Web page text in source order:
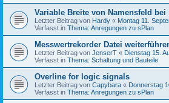
Variable Breite von Namensfeld bei
Letzter Beitrag von Hardy « Montag 11.
Verfasst in Thema: Anregungen zu sPlan
Messwertrekorder Datei
Letzter Beitrag von JenserT « Dienstag 15.
Verfasst in Thema: Schaltung und Bauteile
Overline for logic signals
Letzter Beitrag von Capybara « Donnerstag
Verfasst in Thema: Anregungen zu sPlan